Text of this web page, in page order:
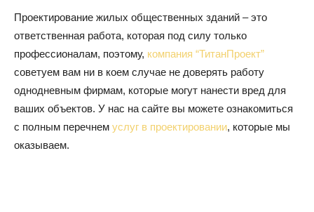
Проектирование жилых общественных зданий – это
ответственная работа, которая под силу только
профессионалам, поэтому, компания “ТитанПроект”
советуем вам ни в коем случае не доверять работу
однодневным фирмам, которые могут нанести вред для
ваших объектов. У нас на сайте вы можете ознакомиться
с полным перечнем услуг в проектировании, которые мы
оказываем.